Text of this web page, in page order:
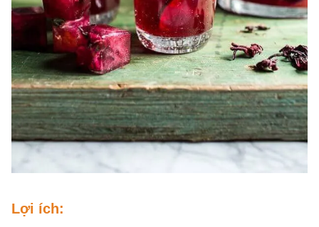
Lợi ích: